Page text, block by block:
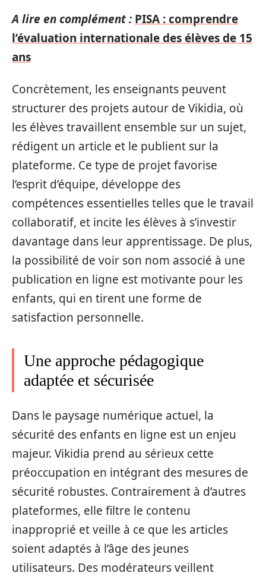
A lire en complément : PISA : comprendre
l’évaluation internationale des élèves de 15
ans
Concrètement, les enseignants peuvent
structurer des projets autour de Vikidia, où
les élèves travaillent ensemble sur un sujet,
rédigent un article et le publient sur la
plateforme. Ce type de projet favorise
l’esprit d’équipe, développe des
compétences essentielles telles que le travail
collaboratif, et incite les élèves à s’investir
davantage dans leur apprentissage. De plus,
la possibilité de voir son nom associé à une
publication en ligne est motivante pour les
enfants, qui en tirent une forme de
satisfaction personnelle.
Une approche pédagogique
adaptée et sécurisée
Dans le paysage numérique actuel, la
sécurité des enfants en ligne est un enjeu
majeur. Vikidia prend au sérieux cette
préoccupation en intégrant des mesures de
sécurité robustes. Contrairement à d’autres
plateformes, elle filtre le contenu
inapproprié et veille à ce que les articles
soient adaptés à l’âge des jeunes
utilisateurs. Des modérateurs veillent